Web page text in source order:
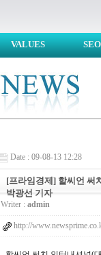
VALUES
Date : 09-08-13 12:28
[프라임경제] 할씨언 써
박광선 기자
Writer : admin
http://